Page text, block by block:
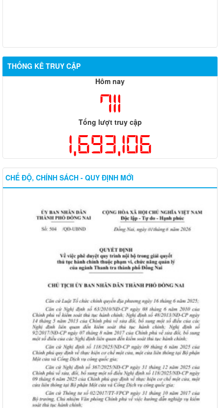
THỐNG KÊ TRUY CẬP
Hôm nay
711
Tổng lượt truy cập
1,693,106
CHẾ ĐỘ, CHÍNH SÁCH - QUY ĐỊNH MỚI